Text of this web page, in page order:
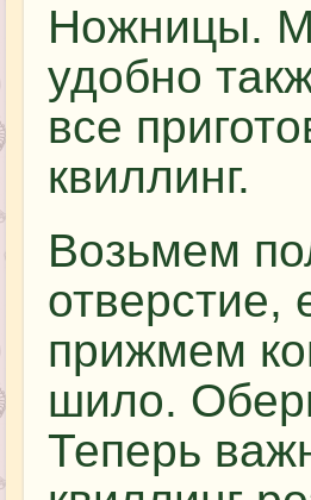
Ножницы.
удобно
все
квиллинг.
Возьмем
отверстие,
прижмем
шило.
Теперь